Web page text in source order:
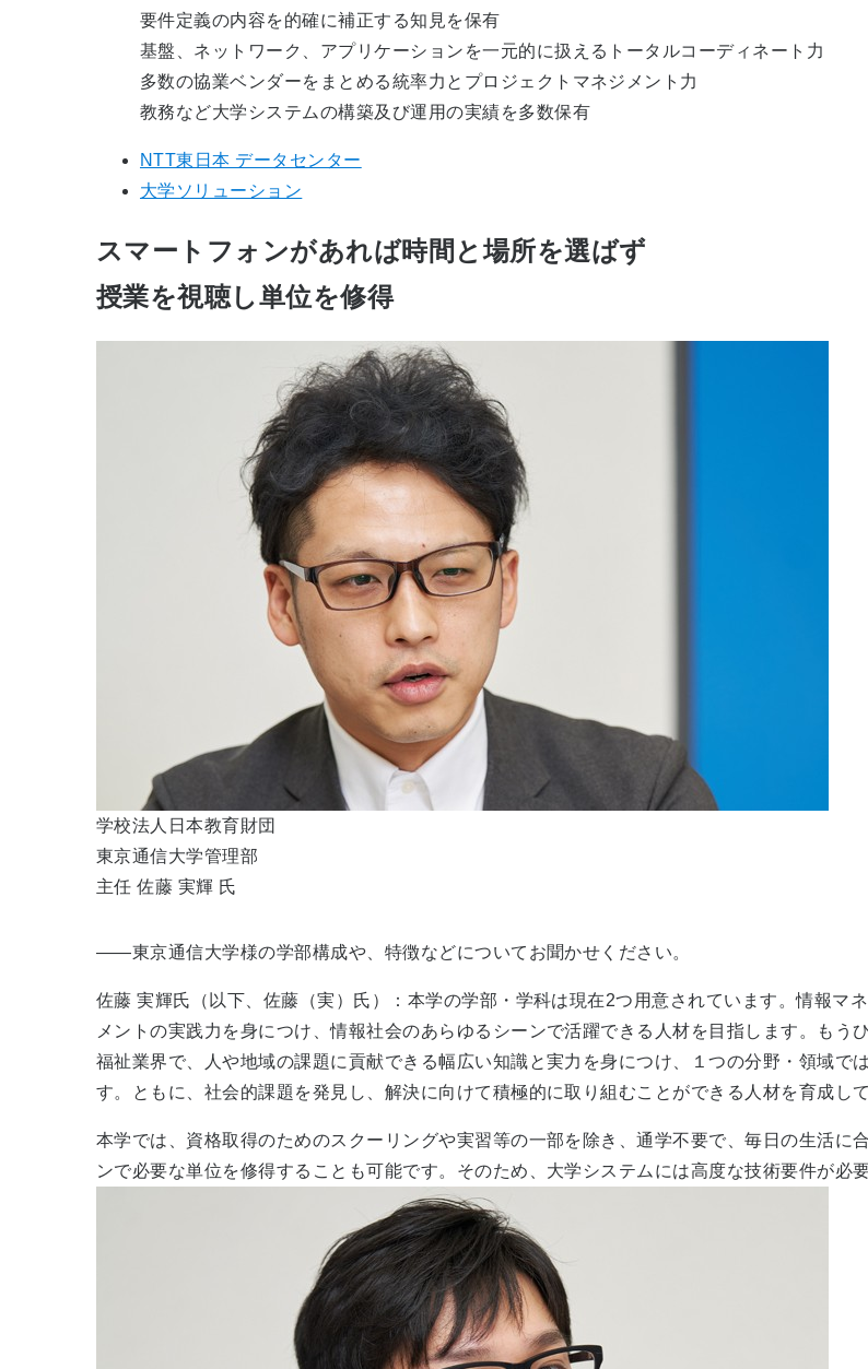
要件定義の内容を的確に補正する知見を保有
基盤、ネットワーク、アプリケーションを一元的に扱えるトータルコーディネート力
多数の協業ベンダーをまとめる統率力とプロジェクトマネジメント力
教務など大学システムの構築及び運用の実績を多数保有
NTT東日本 データセンター
大学ソリューション
スマートフォンがあれば時間と場所を選ばず
授業を視聴し単位を修得
学校法人日本教育財団
東京通信大学管理部
主任 佐藤 実輝 氏
――東京通信大学様の学部構成や、特徴などについてお聞かせください。
佐藤 実輝氏（以下、佐藤（実）氏）：本学の学部・学科は現在2つ用意されています。情報マ
メントの実践力を身につけ、情報社会のあらゆるシーンで活躍できる人材を目指します。もう
福祉業界で、人や地域の課題に貢献できる幅広い知識と実力を身につけ、１つの分野・領域で
す。ともに、社会的課題を発見し、解決に向けて積極的に取り組むことができる人材を育成して
本学では、資格取得のためのスクーリングや実習等の一部を除き、通学不要で、毎日の生活に
ンで必要な単位を修得することも可能です。そのため、大学システムには高度な技術要件が必